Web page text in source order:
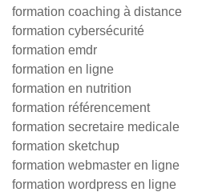
formation coaching à distance
formation cybersécurité
formation emdr
formation en ligne
formation en nutrition
formation référencement
formation secretaire medicale
formation sketchup
formation webmaster en ligne
formation wordpress en ligne